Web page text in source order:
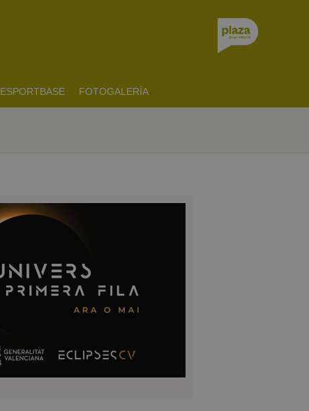
ESPORTBASE FOTOGALERÍA